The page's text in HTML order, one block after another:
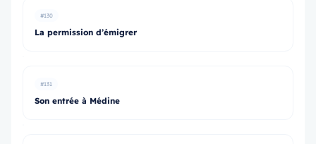
#130
La permission d’émigrer
#131
Son entrée à Médine